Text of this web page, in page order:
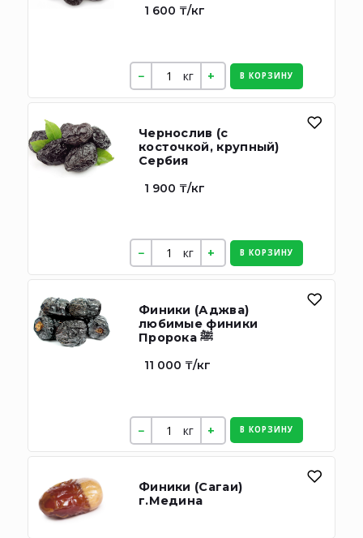
1 600 ₸/кг
кг В КОРЗИНУ
Чернослив (с
косточкой, крупный)
Сербия
1 900 ₸/кг
кг В КОРЗИНУ
Финики (Аджва)
любимые финики
Пророка ﷺ
11 000 ₸/кг
кг В КОРЗИНУ
Финики (Сагаи)
г.Медина